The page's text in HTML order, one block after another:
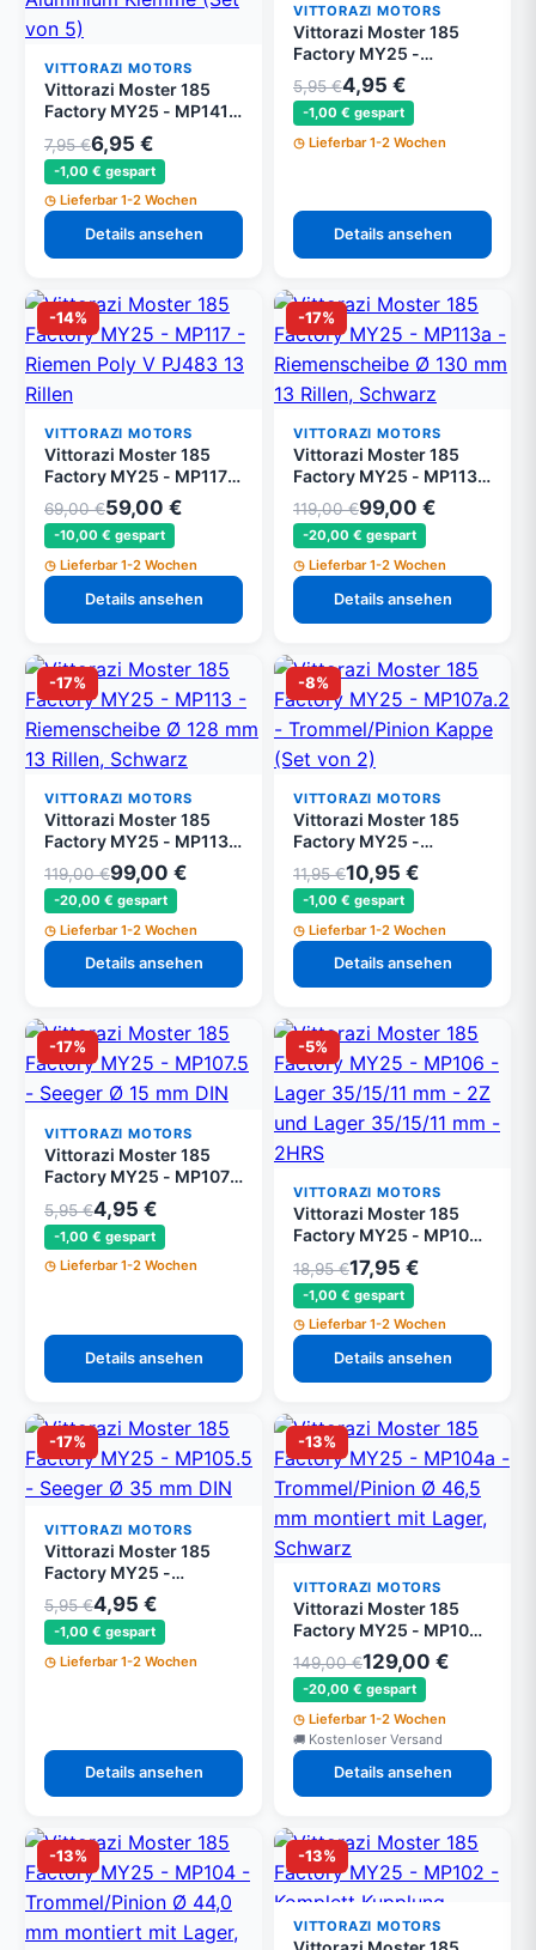
VITTORAZI MOTORS
Vittorazi Moster 185
Factory MY25 - MP141.5
- Sicherheitskabel 45
cm mit Aluminium
Klemme (Set von 5)
7,95 €6,95 €
-1,00 € gespart
Lieferbar 1-2 Wochen
Details ansehen
VITTORAZI MOTORS
Vittorazi Moster 185
Factory MY25 -
MP140.5 -
Schrumpfschlauch (Set
von 5)
5,95 €4,95 €
-1,00 € gespart
Lieferbar 1-2 Wochen
Details ansehen
-14%
VITTORAZI MOTORS
Vittorazi Moster 185
Factory MY25 - MP117 -
Riemen Poly V PJ483 13
Rillen
69,00 €59,00 €
-10,00 € gespart
Lieferbar 1-2 Wochen
Details ansehen
-17%
VITTORAZI MOTORS
Vittorazi Moster 185
Factory MY25 - MP113a
- Riemenscheibe Ø 130
mm 13 Rillen, Schwarz
119,00 €99,00 €
-20,00 € gespart
Lieferbar 1-2 Wochen
Details ansehen
-17%
VITTORAZI MOTORS
Vittorazi Moster 185
Factory MY25 - MP113 -
Riemenscheibe Ø 128
mm 13 Rillen, Schwarz
119,00 €99,00 €
-20,00 € gespart
Lieferbar 1-2 Wochen
Details ansehen
-8%
VITTORAZI MOTORS
Vittorazi Moster 185
Factory MY25 -
MP107a.2 -
Trommel/Pinion Kappe
(Set von 2)
11,95 €10,95 €
-1,00 € gespart
Lieferbar 1-2 Wochen
Details ansehen
-17%
VITTORAZI MOTORS
Vittorazi Moster 185
Factory MY25 - MP107.5
- Seeger Ø 15 mm DIN
471 (Set von 5)
5,95 €4,95 €
-1,00 € gespart
Lieferbar 1-2 Wochen
Details ansehen
-5%
VITTORAZI MOTORS
Vittorazi Moster 185
Factory MY25 - MP106 -
Lager 35/15/11 mm - 2Z
und Lager 35/15/11 mm
- 2HRS
18,95 €17,95 €
-1,00 € gespart
Lieferbar 1-2 Wochen
Details ansehen
-17%
VITTORAZI MOTORS
Vittorazi Moster 185
Factory MY25 -
MP105.5 - Seeger Ø 35
mm DIN 472 (Set von 5)
5,95 €4,95 €
-1,00 € gespart
Lieferbar 1-2 Wochen
Details ansehen
-13%
VITTORAZI MOTORS
Vittorazi Moster 185
Factory MY25 - MP104a
- Trommel/Pinion Ø
46,5 mm montiert mit
Lager, Schwarz
149,00 €129,00 €
-20,00 € gespart
Lieferbar 1-2 Wochen
Kostenloser Versand
Details ansehen
-13% -13%
VITTORAZI MOTORS